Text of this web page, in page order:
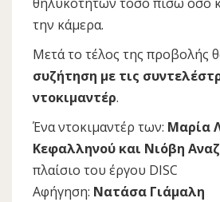
θηλυκοτήτων τόσο πίσω όσο
την κάμερα.
Μετά το τέλος της προβολής
συζήτηση με τις
ντοκιμαντέρ.
Ένα ντοκιμαντέρ των: Μαρία
Κεφαλληνού και Νιόβη
πλαίσιο του έργου DISC
Αφήγηση: Νατάσα Γιάμαλη